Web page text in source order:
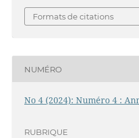
Formats de citations
NUMÉRO
No 4 (2024): Numéro 4 :
RUBRIQUE